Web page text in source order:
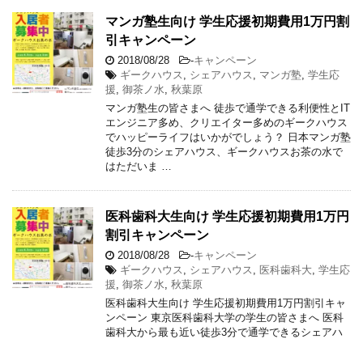
マンガ塾生向け 学生応援初期費用1万円割
引キャンペーン
2018/08/28 -キャンペーン
ギークハウス
シェアハウス マンガ塾 学生応
援 御茶ノ水 秋葉原
マンガ塾生の皆さまへ 徒歩で通学できる利便性とIT
エンジニア多め、クリエイター多めのギークハウス
でハッピーライフはいかがでしょう？ 日本マンガ塾
徒歩3分のシェアハウス、ギークハウスお茶の水で
はただいま …
医科歯科大生向け 学生応援初期費用1万円
割引キャンペーン
2018/08/28 -キャンペーン
ギークハウス
シェアハウス 医科歯科大 学生応
援 御茶ノ水 秋葉原
医科歯科大生向け 学生応援初期費用1万円割引キャ
ンペーン 東京医科歯科大学の学生の皆さまへ 医科
歯科大から最も近い徒歩3分で通学できるシェアハ